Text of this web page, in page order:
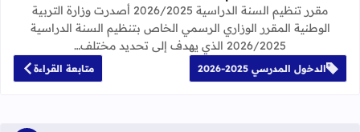
مقرر تنظيم السنة الدراسية 2026/2025 أصدرت وزارة التربية
الوطنية المقرر الوزاري الرسمي الخاص بتنظيم السنة الدراسية
2026/2025 الذي يهدف إلى تحديد مختلف…
الدخول المدرسي 2025-2026 متابعة القراءة